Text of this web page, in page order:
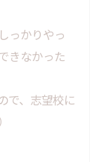
っかりやっ
きなかった
で、志望校に